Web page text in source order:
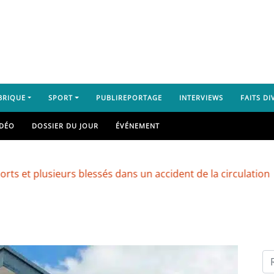
SPORT PUBLIREPORTAGE INTERVIEWS FAITS
DOSSIER DU JOUR ÉVÉNEMENT
blessés dans un accident de la circulation